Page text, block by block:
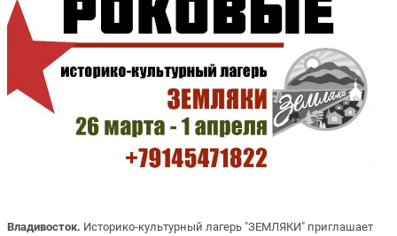
Владивосток. Историко-культурный лагерь "ЗЕМЛЯКИ" приглашает